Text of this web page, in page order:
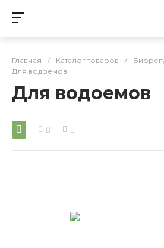
Главная / Каталог товаров /
Для водоемов
Для водоемов